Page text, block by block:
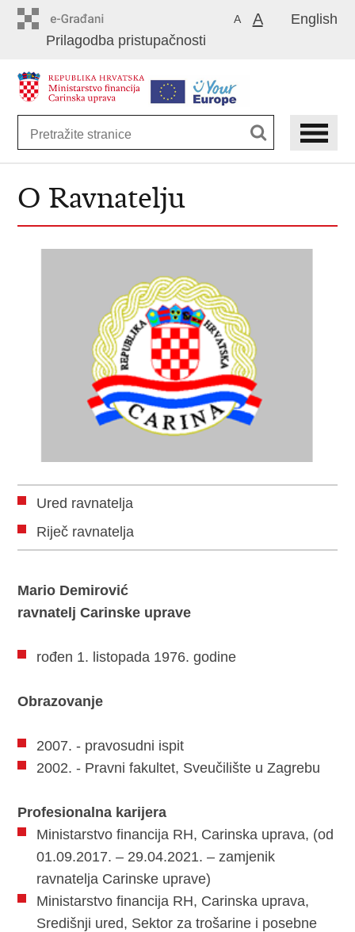
sadržaj
English
A A
Prilagodba pristupačnosti
O Ravnatelju
Ured ravnatelja
Riječ ravnatelja
Mario Demirović
ravnatelj Carinske uprave
rođen 1. listopada 1976. godine
Obrazovanje
2007. - pravosudni ispit
2002. - Pravni fakultet, Sveučilište u Zagrebu
Profesionalna karijera
Ministarstvo financija RH, Carinska uprava, (od
01.09.2017. – 29.04.2021. – zamjenik
ravnatelja Carinske uprave)
Ministarstvo financija RH, Carinska uprava,
Središnji ured, Sektor za trošarine i posebne